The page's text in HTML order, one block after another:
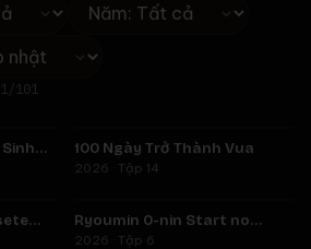
1 /101
★ 6.0
100 Ngày Trở Thành Vua
2026 · Tập 14
nen
★6.9
Ryoumin 0-nin Start no
Henkyou Ryoushu-sama
2026 · Tập 6